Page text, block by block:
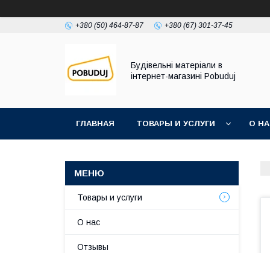
+380 (50) 464-87-87 +380 (67) 301-37-45
Будівельні матеріали в
інтернет-магазині Pobuduj
ГЛАВНАЯ ТОВАРЫ И УСЛУГИ О
Товары и услуги
О нас
Отзывы